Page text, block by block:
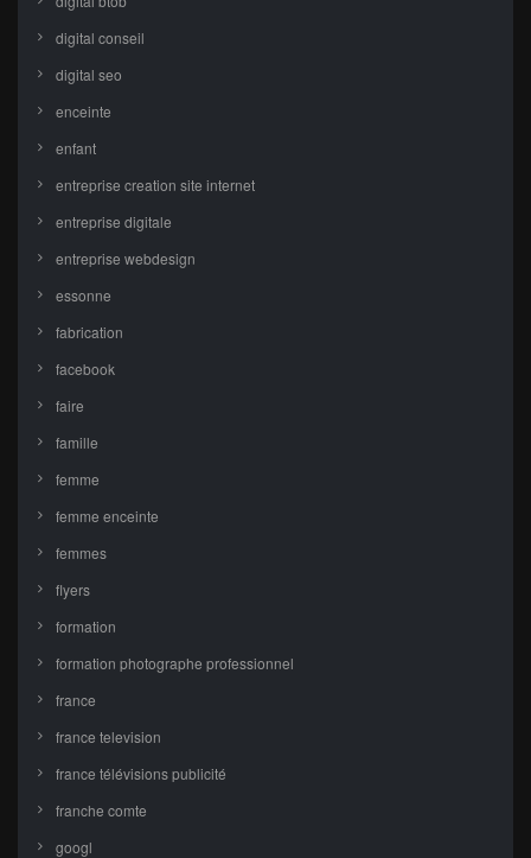
digital conseil
digital seo
enceinte
enfant
entreprise creation site internet
entreprise digitale
entreprise webdesign
essonne
fabrication
facebook
faire
famille
femme
femme enceinte
femmes
flyers
formation
formation photographe professionnel
france
france television
france télévisions publicité
franche comte
googl